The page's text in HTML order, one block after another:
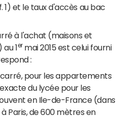
et le taux d'accès au bac
à l'achat (maisons et
1 er mai 2015 est celui fourni
:
pour les appartements
du lycée pour les
en Ile-de-France (dans
Paris, de 600 mètres en